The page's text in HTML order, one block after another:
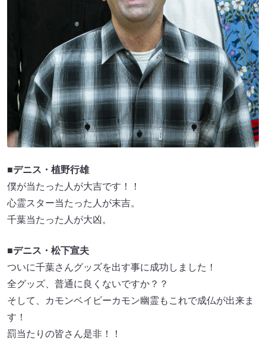
■デニス・植野行雄
僕が当たった人が大吉です！！
心霊スター当たった人が末吉。
千葉当たった人が大凶。
■デニス・松下宣夫
ついに千葉さんグッズを出す事に成功しました！
全グッズ、普通に良くないですか？？
そして、カモンベイビーカモン幽霊もこれで成仏が出来ま
す！
罰当たりの皆さん是非！！